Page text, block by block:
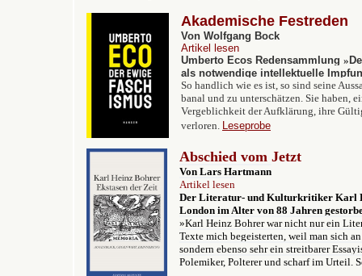
Akademische Festreden
Von Wolfgang Bock
Artikel lesen
Umberto Ecos Redensammlung »
als notwendige intellektuelle
So handlich wie es ist, so sind seine
banal und zu unterschätzen. Sie haben,
Vergeblichkeit der Aufklärung, ihre
verloren. Leseprobe
Abschied vom Jetzt
Von Lars Hartmann
Artikel lesen
Der Literatur- und Kulturkritiker Karl
London im Alter von 88 Jahren
»Karl Heinz Bohrer war nicht nur ein
Texte mich begeisterten, weil man sich
sondern ebenso sehr ein streitbarer
Polemiker, Polterer und scharf im Urteil.